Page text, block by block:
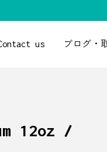
us ブログ・
12oz /